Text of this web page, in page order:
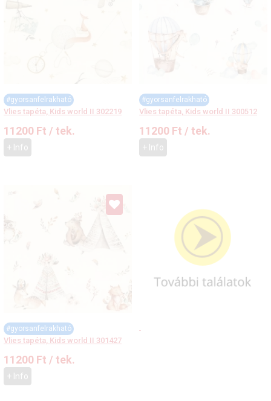
#gyorsanfelrakható
Vlies tapéta, Kids world II 302219
11200 Ft / tek.
+ Info
#gyorsanfelrakható
Vlies tapéta, Kids world II 300512
11200 Ft / tek.
+ Info
#gyorsanfelrakható
Vlies tapéta, Kids world II 301427
11200 Ft / tek.
+ Info